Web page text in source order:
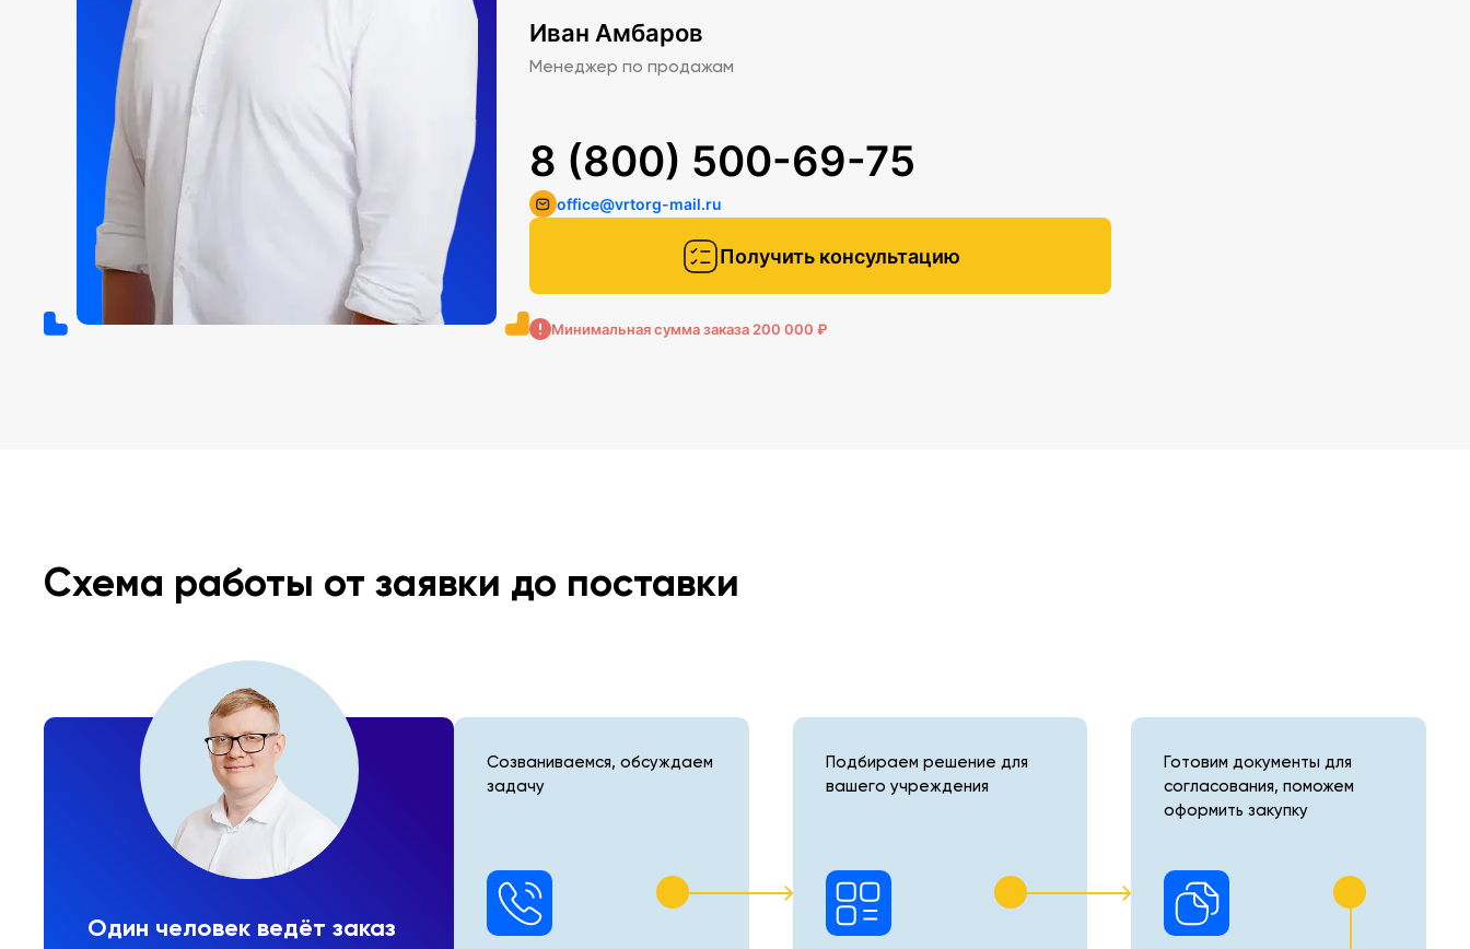
Иван Амбаров
Менеджер по продажам
Получить консультацию
8 (800) 500-69-75
office@vrtorg-mail.ru
Минимальная сумма заказа 200 000 ₽
Схема работы от заявки до поставки
Один человек ведёт заказ
Созваниваемся, обсуждаем
задачу
Подбираем решение для
вашего учреждения
Готовим документы для
согласования, поможем
оформить закупку